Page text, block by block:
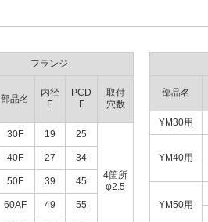
フランジ
部品名
内径
E
PCD
F
取付
穴数
30F 19 25
4箇所
φ2.5
40F 27 34
50F 39 45
60AF 49 55
部品名
YM30用
YM40用
YM50用